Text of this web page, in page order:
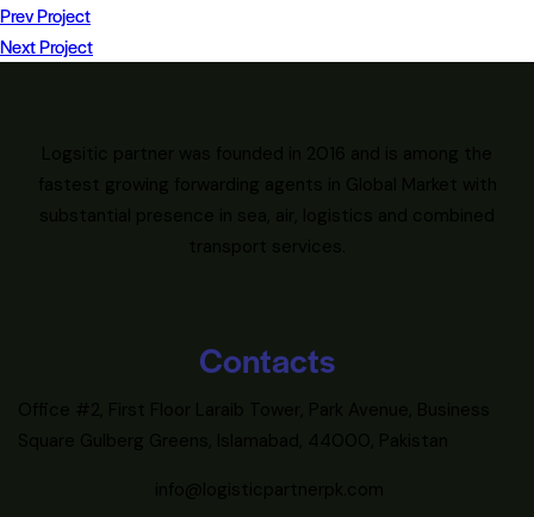
Prev Project
Next Project
Contacts